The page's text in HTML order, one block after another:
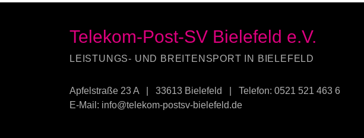
Telekom-Post-SV Bielefeld e.V.
LEISTUNGS- UND BREITENSPORT IN BIELEFELD
Apfelstraße 23 A 33613 Bielefeld Telefon: 0521 521 463 6
E-Mail: info@telekom-postsv-bielefeld.de